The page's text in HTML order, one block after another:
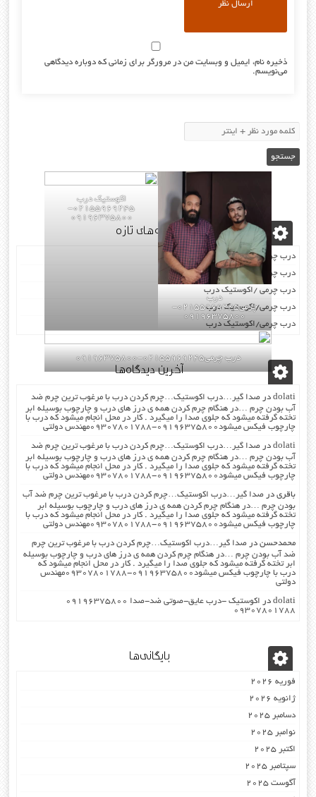
ذخیره نام، ایمیل و وبسایت من در مرورگر برای زمانی که دوباره دیدگاهی
می‌نویسم.
درب
چرمی02155969245-
09196375800
اکوستیک درب
02155969245-
09196375800
درب چرمی02155969245-09196375800
نوشته‌های تازه
درب چرمی/اکوستیک درب
درب چرمی/اکوستیک درب
درب چرمی /اکوستیک درب
درب چرمی/اکوستیک درب
درب چرمی/اکوستیک درب
آخرین دیدگاه‌ها
dolati درصدا گیر…درب اکوستیک…چرم کردن درب با مرغوب ترین چرم ضد
آب بودن چرم …در هنگام چرم کردن همه ی درز های درب و چارچوب بوسیله ابر
تخته گرفته میشود که جلوی صدا را میگیرد . کار در محل انجام میشود که درب با
چارچوب فیکس میشود۰۹۱۹۶۳۷۵۸۰۰-۰۹۳۰۷۸۰۱۷۸۸مهندس دولتی
dolati درصدا گیر…درب اکوستیک…چرم کردن درب با مرغوب ترین چرم ضد
آب بودن چرم …در هنگام چرم کردن همه ی درز های درب و چارچوب بوسیله ابر
تخته گرفته میشود که جلوی صدا را میگیرد . کار در محل انجام میشود که درب با
چارچوب فیکس میشود۰۹۱۹۶۳۷۵۸۰۰-۰۹۳۰۷۸۰۱۷۸۸مهندس دولتی
باقری درصدا گیر…درب اکوستیک…چرم کردن درب با مرغوب ترین چرم ضد آب
بودن چرم …در هنگام چرم کردن همه ی درز های درب و چارچوب بوسیله ابر
تخته گرفته میشود که جلوی صدا را میگیرد . کار در محل انجام میشود که درب با
چارچوب فیکس میشود۰۹۱۹۶۳۷۵۸۰۰-۰۹۳۰۷۸۰۱۷۸۸مهندس دولتی
محمدحسن درصدا گیر…درب اکوستیک…چرم کردن درب با مرغوب ترین چرم
ضد آب بودن چرم …در هنگام چرم کردن همه ی درز های درب و چارچوب بوسیله
ابر تخته گرفته میشود که جلوی صدا را میگیرد . کار در محل انجام میشود که
درب با چارچوب فیکس میشود۰۹۱۹۶۳۷۵۸۰۰-۰۹۳۰۷۸۰۱۷۸۸مهندس
دولتی
dolati در
اکوستیک -درب عایق-صوتی ضد-صدا ۰۹۱۹۶۳۷۵۸۰۰
۰۹۳۰۷۸۰۱۷۸۸
بایگانی‌ها
فوریه 2026
ژانویه 2026
دسامبر 2025
نوامبر 2025
اکتبر 2025
سپتامبر 2025
آگوست 2025